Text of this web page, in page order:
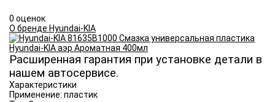
0 оценок
О бренде Hyundai-KIA
Расширенная гарантия при установке детали в
нашем автосервисе.
Характеристики
Применение: пластик